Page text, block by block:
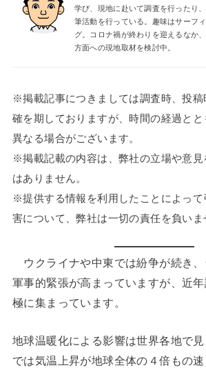
学び、現地に赴いて調査を行ったり
筆活動を行っている。趣味はサーフ
グ。コロナ禍が終わりを迎えるなか
方面への現地取材を検討中。
※掲載記事につきましては調査時、投稿
確を期しておりますが、時間の経過とと
異なる場合がございます。
※掲載記載の内容は、弊社の立場や意見
はありません。
※提供する情報を利用したことによって
害について、弊社は一切の責任を負いま
ウクライナや中東では紛争が続き、
軍事的緊張が高まっていますが、近
極に集まっています。
地球温暖化による影響は世界各地で
では気温上昇が地球全体の４倍もの